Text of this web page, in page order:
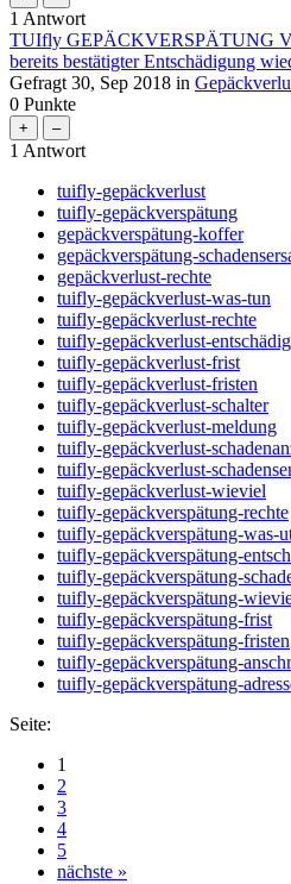
1 Antwort
TUIfly GEPÄCKVERSPÄTUNG
bereits bestätigter Entschädigung
Gefragt 30, Sep 2018 in
0 Punkte
1 Antwort
tuifly-gepäckverlust
tuifly-gepäckverspätung
gepäckverspätung-koffer
gepäckverspätung-
gepäckverlust-rechte
tuifly-gepäckverlust-was-tun
tuifly-gepäckverlust-rechte
tuifly-gepäckverlust-
tuifly-gepäckverlust-frist
tuifly-gepäckverlust-fristen
tuifly-gepäckverlust-schalter
tuifly-gepäckverlust-meldung
tuifly-gepäckverlust-
tuifly-gepäckverlust-
tuifly-gepäckverlust-wieviel
tuifly-gepäckverspätung-rechte
tuifly-gepäckverspätung-was-
tuifly-gepäckverspätung-
tuifly-gepäckverspätung-
tuifly-gepäckverspätung-
tuifly-gepäckverspätung-frist
tuifly-gepäckverspätung-fristen
tuifly-gepäckverspätung-
tuifly-gepäckverspätung-
Seite:
1
2
3
4
5
nächste »